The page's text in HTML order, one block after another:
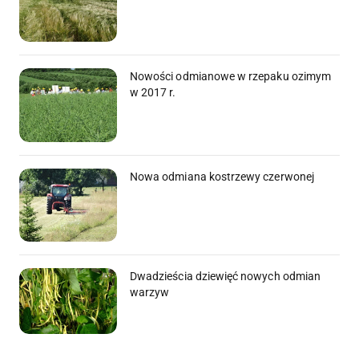
Nowości odmianowe w rzepaku ozimym
w 2017 r.
Nowa odmiana kostrzewy czerwonej
Dwadzieścia dziewięć nowych odmian
warzyw